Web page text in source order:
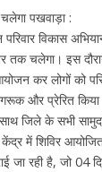
पखवाड़ा :
परिवार विकास
तक चलेगा। इस
कर लोगों को
और प्रेरित
जिले के सभी
केंद्र में शिविर
जा रही है, जो 04